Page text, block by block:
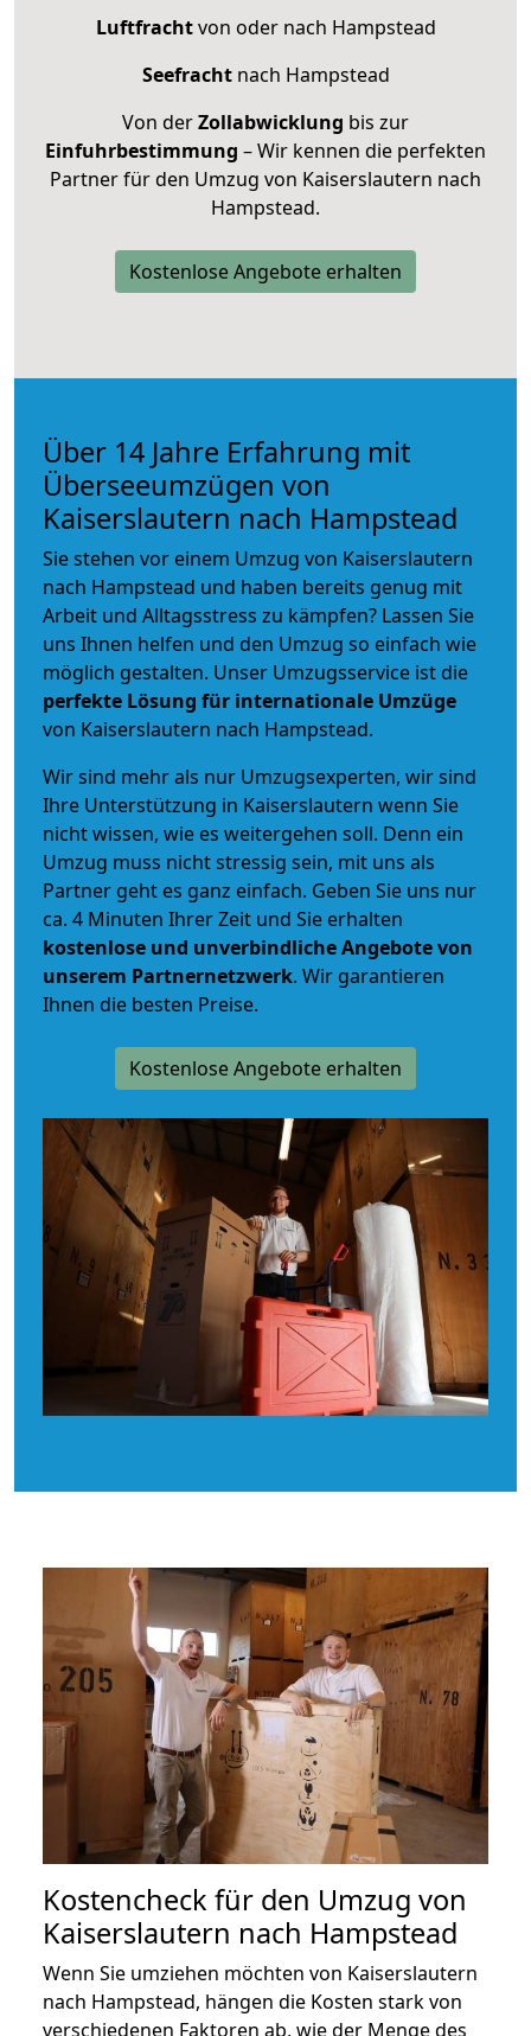
Luftfrachtvon oder nach Hampstead
Seefrachtnach Hampstead
Von derZollabwicklung bis zur
Einfuhrbestimmung – Wir kennen die perfekten
Partner für den Umzug von Kaiserslautern nach
Hampstead.
Kostenlose Angebote erhalten
Über 14 Jahre Erfahrung mit
Überseeumzügen von
Kaiserslautern nach Hampstead
Sie stehen vor einem Umzug von Kaiserslautern
nach Hampstead und haben bereits genug mit
Arbeit und Alltagsstress zu kämpfen? Lassen Sie
uns Ihnen helfen und den Umzug so einfach wie
möglich gestalten. Unser Umzugsservice ist die
perfekte Lösung für internationale Umzüge
von Kaiserslautern nach Hampstead.
Wir sind mehr als nur Umzugsexperten, wir sind
Ihre Unterstützung in Kaiserslautern wenn Sie
nicht wissen, wie es weitergehen soll. Denn ein
Umzug muss nicht stressig sein, mit uns als
Partner geht es ganz einfach. Geben Sie uns nur
ca. 4 Minuten Ihrer Zeit und Sie erhalten
kostenlose und unverbindlicheAngebote von
unserem Partnernetzwerk. Wir garantieren
Ihnen die besten Preise.
Kostenlose Angebote erhalten
Kostencheck für den Umzug von
Kaiserslautern nach Hampstead
Wenn Sie umziehen möchten von Kaiserslautern
nach Hampstead, hängen die Kosten stark von
verschiedenen Faktoren ab, wie der Menge des